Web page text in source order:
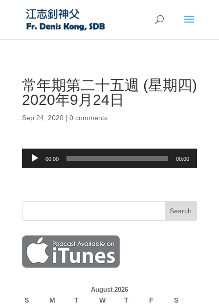
常年期第二十五週 (星期四)
2020年9月24日
Sep 24, 2020| 0 comments
Audio
00:00 00:00
August 2026
S M T W T F
S